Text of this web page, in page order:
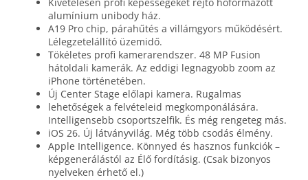
alumínium unibody ház.
A19 Pro chip, párahűtés a villámgyors működésért.
Lélegzetelállító üzemidő.
Tökéletes profi kamerarendszer. 48 MP Fusion
hátoldali kamerák. Az eddigi legnagyobb zoom az
iPhone történetében.
Új Center Stage előlapi kamera. Rugalmas
lehetőségek a felvételeid megkomponálására.
Intelligensebb csoportszelfik. És még rengeteg más.
iOS 26. Új látványvilág. Még több csodás élmény.
Apple Intelligence. Könnyed és hasznos funkciók –
képgenerálástól az Élő fordításig. (Csak bizonyos
nyelveken érhető el.)